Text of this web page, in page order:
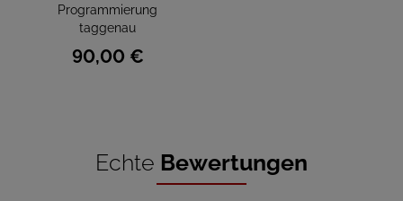
Programmierung
taggenau
90,00 €
Echte Bewertungen